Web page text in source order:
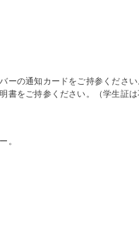
ーの通知カードをご持参くださ
書をご持参ください。（学生証
。